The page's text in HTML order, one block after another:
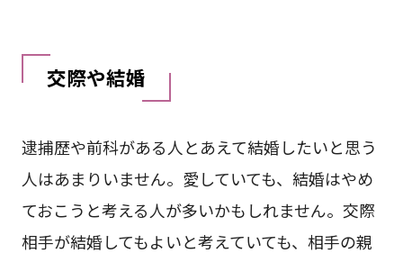
交際や結婚
逮捕歴や前科がある⼈とあえて結婚したいと思う
⼈はあまりいません。愛していても、結婚はやめ
ておこうと考える人が多いかもしれません。交際
相⼿が結婚してもよいと考えていても、相⼿の親